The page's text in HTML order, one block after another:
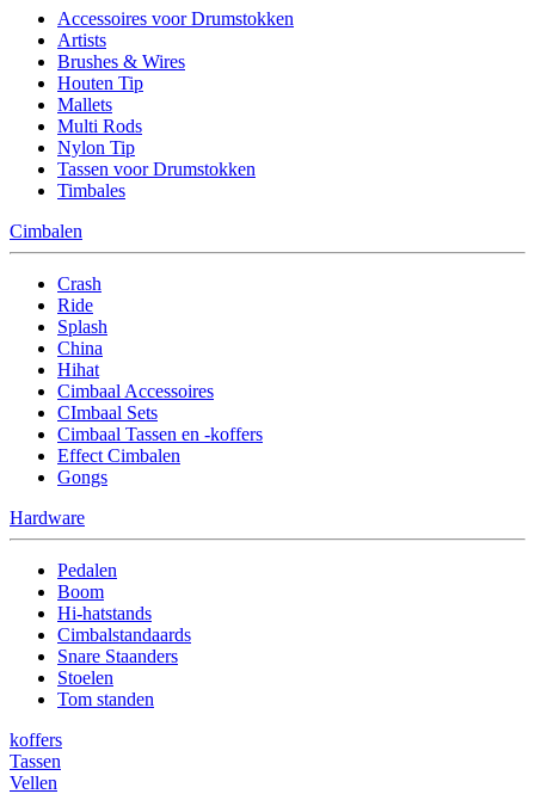
Accessoires voor Drumstokken
Artists
Brushes & Wires
Houten Tip
Mallets
Multi Rods
Nylon Tip
Tassen voor Drumstokken
Timbales
Cimbalen
Crash
Ride
Splash
China
Hihat
Cimbaal Accessoires
CImbaal Sets
Cimbaal Tassen en -koffers
Effect Cimbalen
Gongs
Hardware
Pedalen
Boom
Hi-hatstands
Cimbalstandaards
Snare Staanders
Stoelen
Tom standen
koffers
Tassen
Vellen